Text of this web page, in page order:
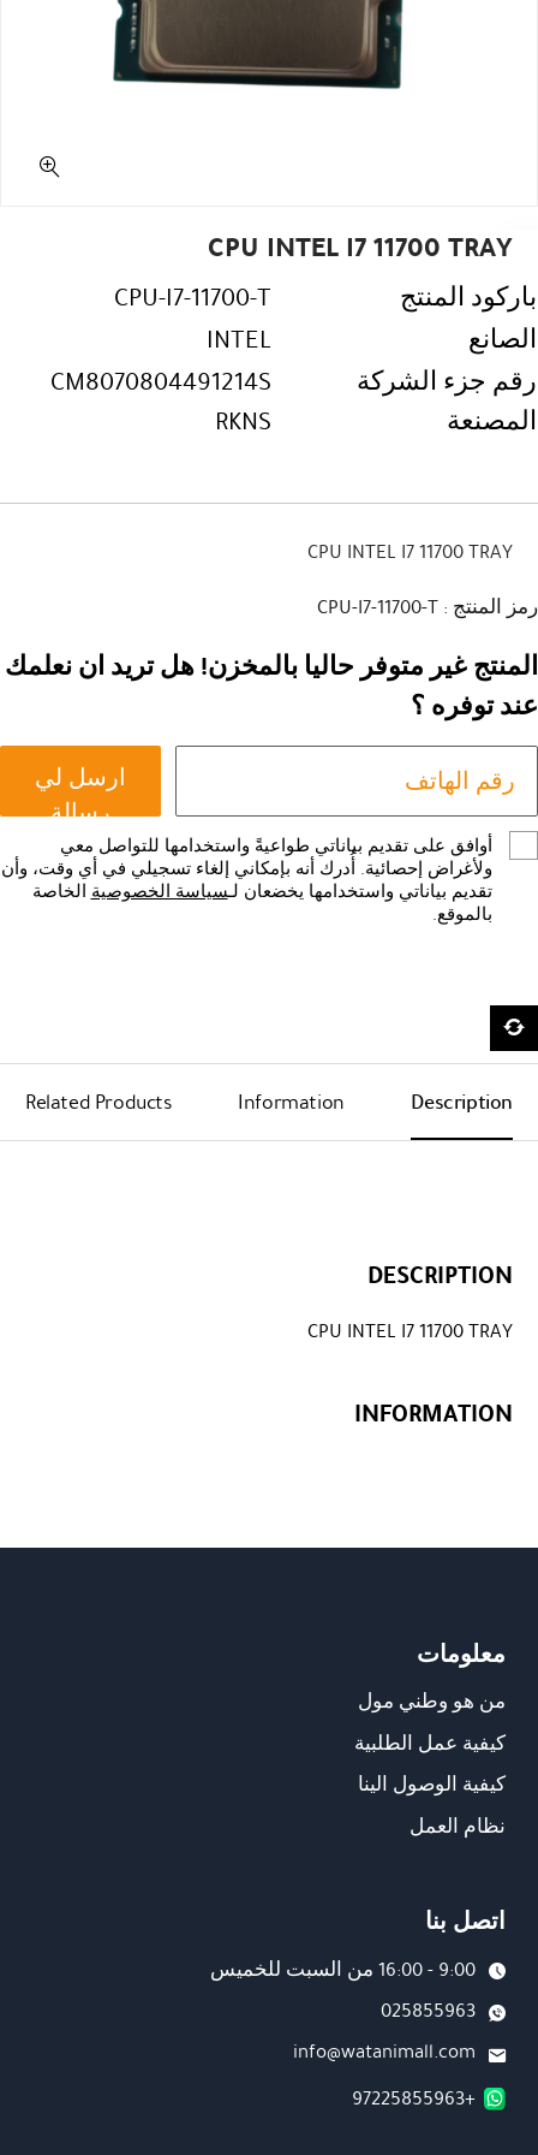
CPU INTEL I7 11700 TRAY
باركود المنتج
CPU-I7-11700-T
الصانع
INTEL
رقم جزء الشركة
المصنعة
CM8070804491214S
RKNS
CPU INTEL I7 11700 TRAY
رمز المنتج : CPU-I7-11700-T
المنتج غير متوفر حاليا بالمخزن! هل تريد ان نعلمك
عند توفره ؟
ارسل لي
رسالة
أوافق على تقديم بياناتي طواعيةً واستخدامها للتواصل معي
ولأغراض إحصائية. أُدرك أنه بإمكاني إلغاء تسجيلي في أي وقت، وأن
تقديم بياناتي واستخدامها يخضعان لـسياسة الخصوصية الخاصة
بالموقع.
Description
Information
Related Products
DESCRIPTION
CPU INTEL I7 11700 TRAY
INFORMATION
معلومات
من هو وطني مول
كيفية عمل الطلبية
كيفية الوصول الينا
نظام العمل
اتصل بنا
9:00 - 16:00 من السبت للخميس
025855963
info@watanimall.com
+97225855963